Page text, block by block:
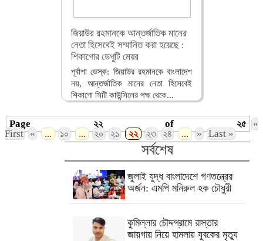
জিয়াউর রহমানকে আন্তর্জাতিক মানের
নেতা হিসেবেই সম্মানিত করা হয়েছে :
শিকাগোর ডেপুটি মেয়র
পূর্বাশা ডেস্ক: জিয়াউর রহমানকে বাংলাদেশ
নয়, আন্তর্জাতিক মানের নেতা হিসেবেই
শিকাগো সিটি কাউন্সিলের পক্ষ থেকে...
Page ২২ of ২৫
«
First
« ... ১০ ... ২০ ২১ ২২ ২৩ ২৪ ... » Last »
সর্বশেষ
জুলাই যুদ্ধ বাংলাদেশে গণতন্ত্রের
অর্জন: এমপি মনিরুল হক চৌধুরী
কুমিল্লার চৌদ্দগ্রামে রাস্তার
জায়গায় নিয়ে হামলায় যুবকের মৃত্যু